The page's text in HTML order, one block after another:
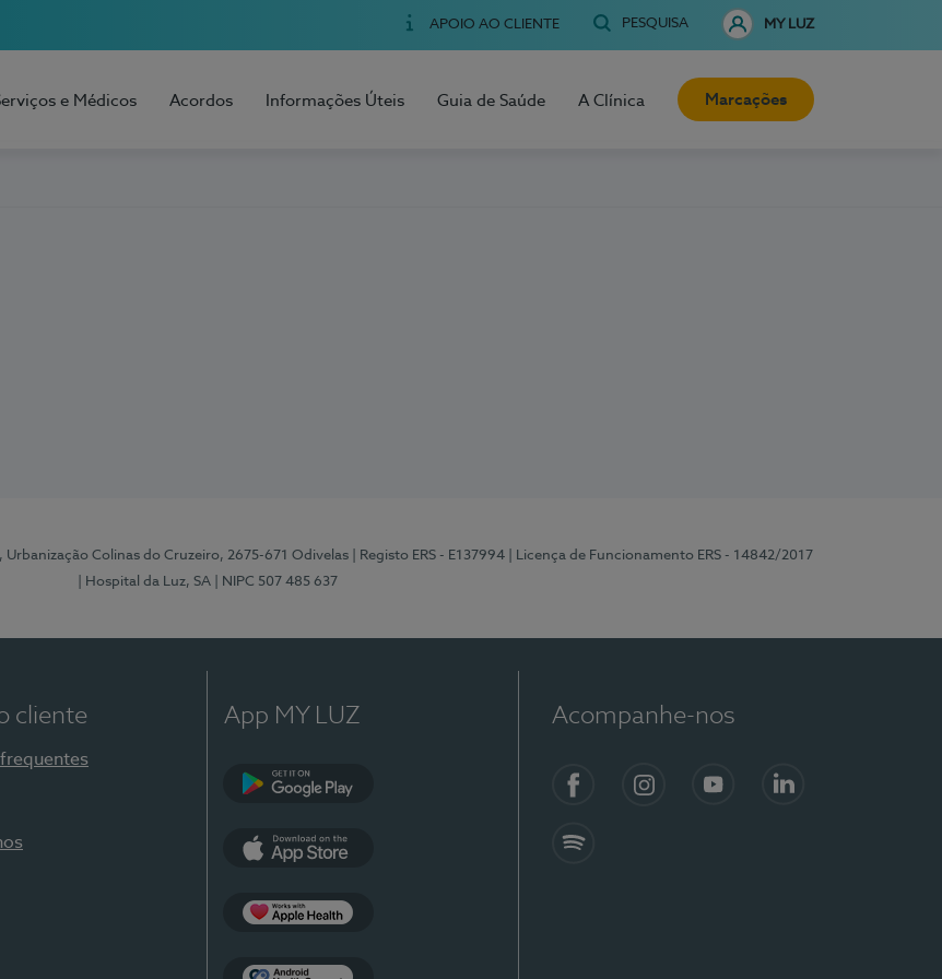
APOIO AO CLIENTE PESQUISA MY LUZ
e Médicos Acordos Informações Úteis Guia de Saúde A Clínica Marcações
Urbanização Colinas do Cruzeiro, 2675-671 Odivelas | Registo ERS - E137994
| Licença de Funcionamento ERS - 14842/2017
| Hospital da Luz, SA
| NIPC 507 485 637
cliente App MY LUZ Acompanhe-nos